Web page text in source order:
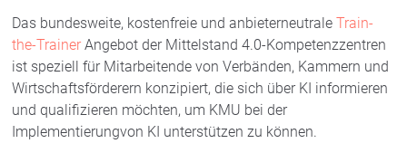
Das bundesweite, kostenfreie und anbieterneutraleTrain-
the-Trainer Angebot der Mittelstand 4.0-Kompetenzzentren
ist speziell für Mitarbeitende von Verbänden, Kammern und
Wirtschaftsförderern konzipiert, die sich über KI informieren
und qualifizieren möchten, um KMU bei der
Implementierungvon KI unterstützen zu können.